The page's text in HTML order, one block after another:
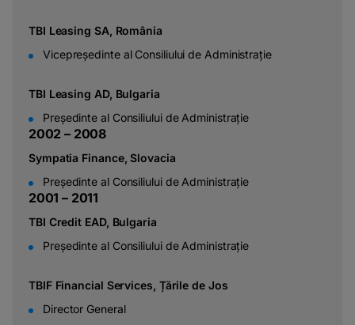
TBI Leasing SA, România
Vicepreședinte al Consiliului de Administrație
TBI Leasing AD, Bulgaria
Președinte al Consiliului de Administrație
2002 – 2008
Sympatia Finance, Slovacia
Președinte al Consiliului de Administrație
2001 – 2011
TBI Credit EAD, Bulgaria
Președinte al Consiliului de Administrație
TBIF Financial Services, Țările de Jos
Director General